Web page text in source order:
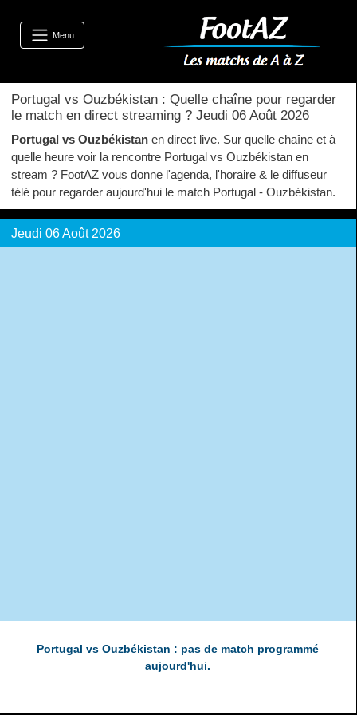
Portugal vs Ouzbékistan : Quelle chaîne pour regarder
le match en direct streaming ? Jeudi 06 Août 2026
Portugal vs Ouzbékistan en direct live. Sur quelle chaîne et à
quelle heure voir la rencontre Portugal vs Ouzbékistan en
stream ? FootAZ vous donne l'agenda, l'horaire & le diffuseur
télé pour regarder aujourd'hui le match Portugal - Ouzbékistan.
Jeudi 06 Août 2026
Portugal vs Ouzbékistan : pas de match programmé
aujourd'hui.
Menu